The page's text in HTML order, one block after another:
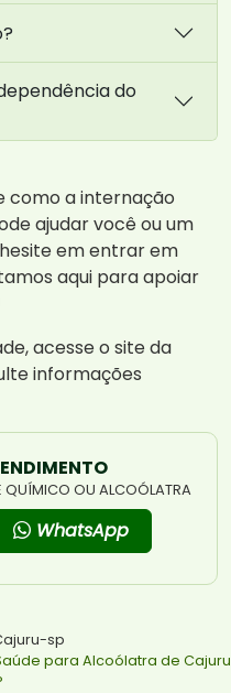
do
como a internação
ajudar você ou um
em entrar em
aqui para apoiar
acesse o site da
informações
QUÍMICO OU ALCOÓLATRA
WhatsApp
sp
para Alcoólatra de Cajuru